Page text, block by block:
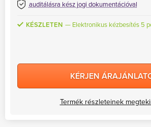
auditálásra kész jogi dokumentációval
KÉSZLETEN Elektronikus kézbesítés 5
KÉRJEN
Termék részleteinek